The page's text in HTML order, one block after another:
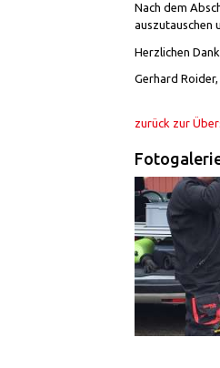
Nach dem
auszutauschen
Herzlichen
Gerhard
zurück zur